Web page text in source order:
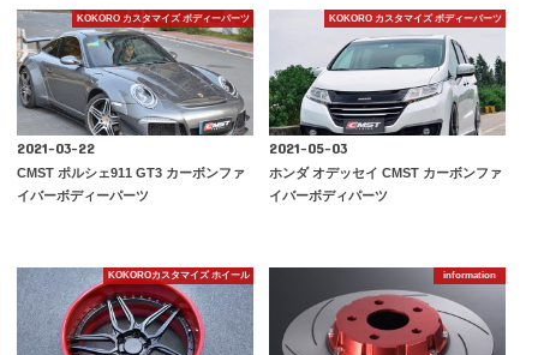
KOKORO カスタマイズ ボディーパーツ
2021-03-22
CMST ポルシェ911 GT3 カーボンファ
イバーボディーパーツ
KOKORO カスタマイズ ボディーパーツ
2021-05-03
ホンダ オデッセイ CMST カーボンファ
イバーボディパーツ
KOKOROカスタマイズ ホイール information